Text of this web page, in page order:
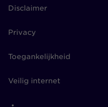
Disclaimer
Privacy
Toegankelijkheid
Veilig internet